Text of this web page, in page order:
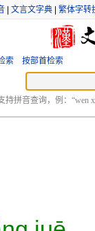
文言文字典 繁体字转
索 按部首检索
持拼音查询，例：“wen